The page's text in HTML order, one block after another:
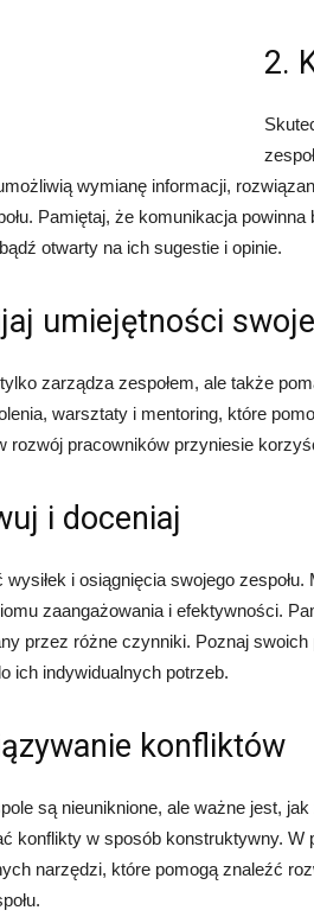
2.
wymianę informacji,
Pamiętaj, że komunikacja
otwarty na ich sugestie i opinie.
umiejętności
zarządza zespołem, ale także
warsztaty i mentoring, które
rozwój pracowników przyniesie
i doceniaj
wysiłek i osiągnięcia swojego
zaangażowania i efektywności.
przez różne czynniki. Poznaj
ich indywidualnych potrzeb.
konfliktów
są nieuniknione, ale ważne jest,
konflikty w sposób konstruktywny.
narzędzi, które pomogą znaleźć